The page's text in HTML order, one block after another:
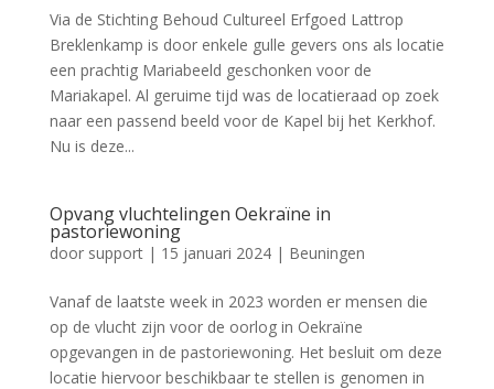
Via de Stichting Behoud Cultureel Erfgoed Lattrop
Breklenkamp is door enkele gulle gevers ons als locatie
een prachtig Mariabeeld geschonken voor de
Mariakapel. Al geruime tijd was de locatieraad op zoek
naar een passend beeld voor de Kapel bij het Kerkhof.
Nu is deze...
Opvang vluchtelingen Oekraïne in
pastoriewoning
door support| 15 januari 2024| Beuningen
Vanaf de laatste week in 2023 worden er mensen die
op de vlucht zijn voor de oorlog in Oekraïne
opgevangen in de pastoriewoning. Het besluit om deze
locatie hiervoor beschikbaar te stellen is genomen in